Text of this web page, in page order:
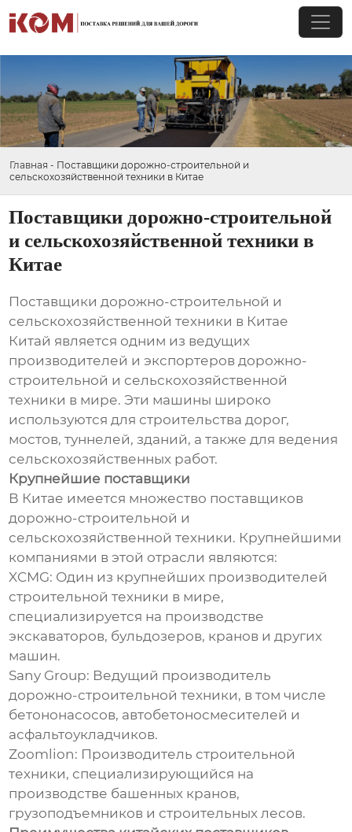
Главная - Поставщики дорожно-строительной и
сельскохозяйственной техники в Китае
Поставщики дорожно-строительной
и сельскохозяйственной техники в
Китае
Поставщики дорожно-строительной и
сельскохозяйственной техники в Китае
Китай является одним из ведущих
производителей и экспортеров дорожно-
строительной и сельскохозяйственной
техники в мире. Эти машины широко
используются для строительства дорог,
мостов, туннелей, зданий, а также для ведения
сельскохозяйственных работ.
Крупнейшие поставщики
В Китае имеется множество поставщиков
дорожно-строительной и
сельскохозяйственной техники. Крупнейшими
компаниями в этой отрасли являются:
XCMG: Один из крупнейших производителей
строительной техники в мире,
специализируется на производстве
экскаваторов, бульдозеров, кранов и других
машин.
Sany Group: Ведущий производитель
дорожно-строительной техники, в том числе
бетононасосов, автобетоносмесителей и
асфальтоукладчиков.
Zoomlion: Производитель строительной
техники, специализирующийся на
производстве башенных кранов,
грузоподъемников и строительных лесов.